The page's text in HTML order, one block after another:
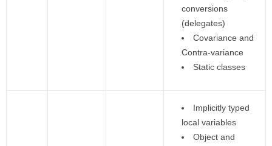
conversions
(delegates)
Covariance and
Contra-variance
Static classes
Implicitly typed
local variables
Object and